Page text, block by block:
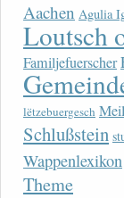
Aachen Agulia
Loutsch
Familjefuerscher
lëtzebuergesch
Schlußstein
Wappenlexikon
Theme